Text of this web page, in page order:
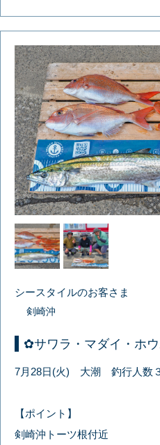
シースタイルのお客さま
剣崎沖
✿サワラ・マダイ・ホ
7月28日(火) 大潮 釣行人数
【ポイント】
剣崎沖トーツ根付近